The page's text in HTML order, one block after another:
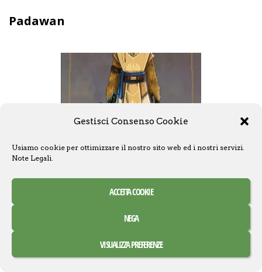
Gestisci Consenso Cookie
Usiamo cookie per ottimizzare il nostro sito web ed i nostri servizi.
Note Legali.
ACCETTA COOKIE
NEGA
VISUALIZZA PREFERENZE
Padawan